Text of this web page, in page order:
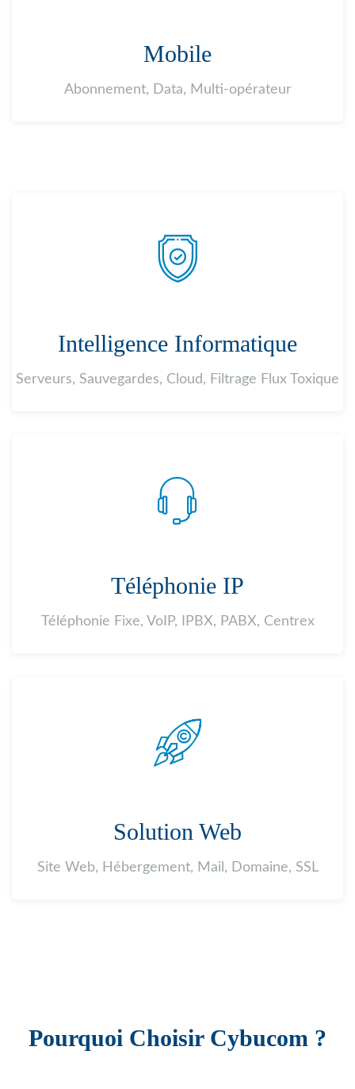
Mobile
Abonnement, Data, Multi-opérateur
Intelligence Informatique
Serveurs, Sauvegardes, Cloud, Filtrage Flux Toxique
Téléphonie IP
Téléphonie Fixe, VoIP, IPBX, PABX, Centrex
Solution Web
Site Web, Hébergement, Mail, Domaine, SSL
Pourquoi Choisir Cybucom ?